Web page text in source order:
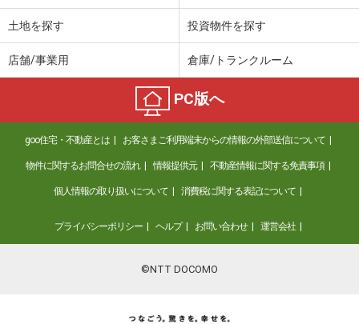
土地を探す 投資物件を探す
店舗/事業用 倉庫/トランクルーム
PC版へ
goo住宅・不動産とは お客さまご利用端末からの情報の外部送信について
物件に関するお問合せの流れ 情報提供元 不動産情報に関する免責事項
個人情報の取り扱いについて 消費税に関する表記について
プライバシーポリシー ヘルプ お問い合わせ 運営会社
©NTT DOCOMO